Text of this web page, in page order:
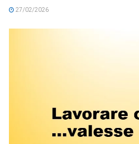
27/02/2026